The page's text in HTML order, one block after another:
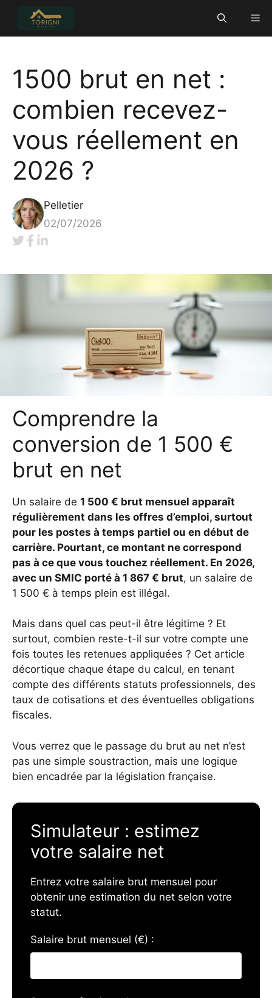
contenu
1500 brut en net :
combien recevez-
vous réellement en
2026 ?
Pelletier
02/07/2026
Comprendre la
conversion de 1 500 €
brut en net
Un salaire de 1 500 € brut mensuel apparaît
régulièrement dans les offres d’emploi, surtout
pour les postes à temps partiel ou en début de
carrière. Pourtant, ce montant ne correspond
pas à ce que vous touchez réellement. En 2026,
avec un SMIC porté à 1 867 € brut, un salaire de
1 500 € à temps plein est illégal.
Mais dans quel cas peut-il être légitime ? Et
surtout, combien reste-t-il sur votre compte une
fois toutes les retenues appliquées ? Cet article
décortique chaque étape du calcul, en tenant
compte des différents statuts professionnels, des
taux de cotisations et des éventuelles obligations
fiscales.
Vous verrez que le passage du brut au net n’est
pas une simple soustraction, mais une logique
bien encadrée par la législation française.
Simulateur : estimez
votre salaire net
Entrez votre salaire brut mensuel pour
obtenir une estimation du net selon votre
statut.
Salaire brut mensuel (€) :